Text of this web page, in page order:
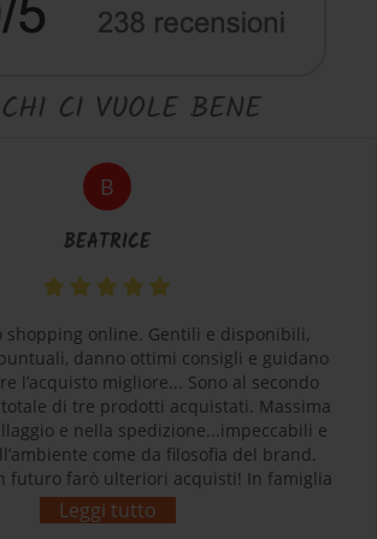
CI VUOLE BENE
B
BEATRICE
shopping online. Gentili e disponibili,
danno ottimi consigli e guidano
l’acquisto migliore... Sono al secondo
di tre prodotti acquistati. Massima
e nella spedizione...impeccabili e
come da filosofia del brand.
futuro farò ulteriori acquisti! In famiglia
e contenti dei nostri acquisti.
d’acquisto con Sherpa3 è stata
Leggi tutto